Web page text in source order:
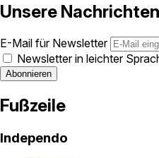
Unsere
E-Mail für Newsletter
Newsletter in leichter
Fußzeile
Independo